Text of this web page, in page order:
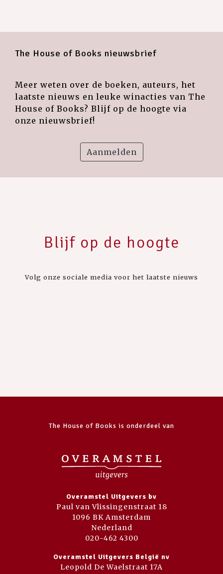
The House of Books nieuwsbrief
Meer weten over de boeken, auteurs, het
laatste nieuws en leuke winacties van The
House of Books? Blijf op de hoogte via
onze nieuwsbrief!
Aanmelden
Blijf op de hoogte
Volg onze sociale media voor het laatste nieuws
The House of Books is onderdeel van
Overamstel Uitgevers bv
Paul van Vlissingenstraat 18
1096 BK Amsterdam
Nederland
020-462 4300
Overamstel Uitgevers België nv
Leopold De Waelstraat 17A